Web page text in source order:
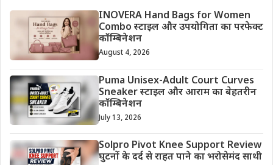
INOVERA Hand Bags for Women
Combo स्टाइल और उपयोगिता का परफेक्ट
कॉम्बिनेशन
August 4, 2026
Puma Unisex-Adult Court Curves
Sneaker स्टाइल और आराम का बेहतरीन
कॉम्बिनेशन
July 13, 2026
Solpro Pivot Knee Support Review
घुटनों के दर्द से राहत पाने का भरोसेमंद साथी